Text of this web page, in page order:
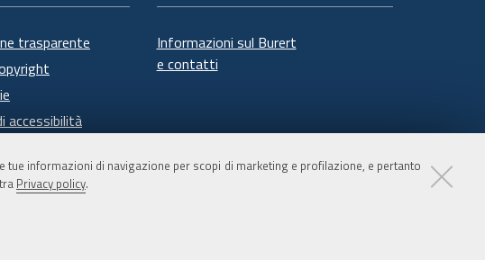
tue informazioni di navigazione per scopi di marketing e profilazione, e pertanto
Privacy policy.
trasparente
accessibilità
Informazioni sul Burert
e contatti